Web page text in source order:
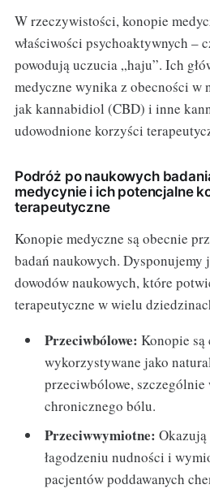
W rzeczywistości, konopie
właściwości psychoaktywnych –
powodują uczucia „haju”. Ich
medyczne wynika z obecności w
jak kannabidiol (CBD) i inne
udowodnione korzyści
Podróż po naukowych
medycynie i ich potencjalne
terapeutyczne
Konopie medyczne są obecnie
badań naukowych. Dysponujemy
dowodów naukowych, które
terapeutyczne w wielu
Przeciwbólowe: Konopie są
wykorzystywane jako
przeciwbólowe,
chronicznego bólu.
Przeciwwymiotne:
łagodzeniu nudności i
pacjentów poddawanych